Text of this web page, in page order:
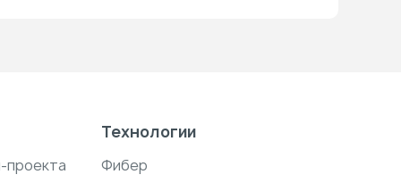
проекта
Технологии
Фибер